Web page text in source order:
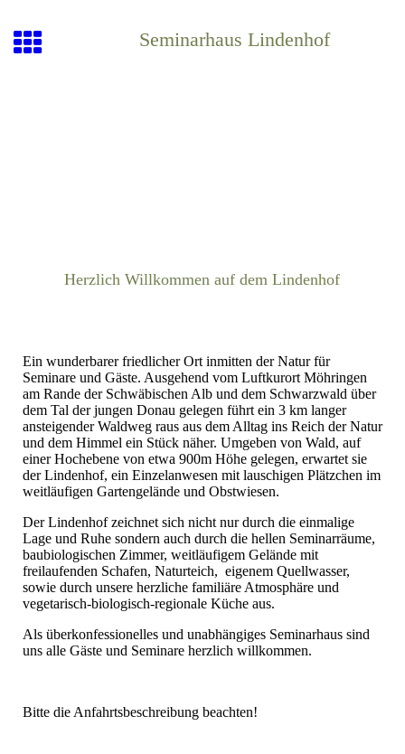
Seminarhaus Lindenhof
Herzlich Willkommen auf dem Lindenhof
Ein wunderbarer friedlicher Ort inmitten der Natur für
Seminare und Gäste. Ausgehend vom Luftkurort Möhringen
am Rande der Schwäbischen Alb und dem Schwarzwald über
dem Tal der jungen Donau gelegen führt ein 3 km langer
ansteigender Waldweg raus aus dem Alltag ins Reich der Natur
und dem Himmel ein Stück näher. Umgeben von Wald, auf
einer Hochebene von etwa 900m Höhe gelegen, erwartet sie
der Lindenhof, ein Einzelanwesen mit lauschigen Plätzchen im
weitläufigen Gartengelände und Obstwiesen.
Der Lindenhof zeichnet sich nicht nur durch die einmalige
Lage und Ruhe sondern auch durch die hellen Seminarräume,
baubiologischen Zimmer, weitläufigem Gelände mit
freilaufenden Schafen, Naturteich, eigenem Quellwasser,
sowie durch unsere herzliche familiäre Atmosphäre und
vegetarisch-biologisch-regionale Küche aus.
Als überkonfessionelles und unabhängiges Seminarhaus sind
uns alle Gäste und Seminare herzlich willkommen.
Bitte die Anfahrtsbeschreibung beachten!